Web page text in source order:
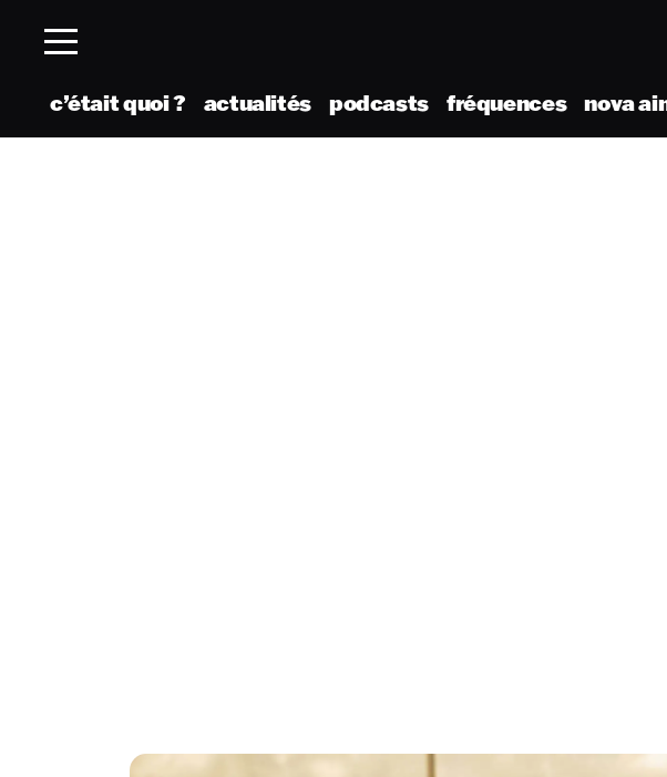
c’était quoi ? actualités podcasts fréquences nova